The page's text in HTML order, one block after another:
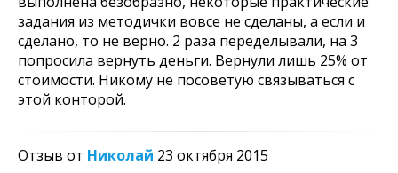
задания из методички вовсе не сделаны, а если и
сделано, то не верно. 2 раза переделывали, на 3
попросила вернуть деньги. Вернули лишь 25% от
стоимости. Никому не посоветую связываться с
этой конторой.
Отзыв от Николай 23 октября 2015